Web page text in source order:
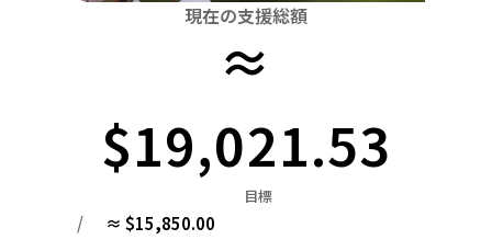
現在の支援総額
≈
$19,021.53
目標
/ ≈ $15,850.00